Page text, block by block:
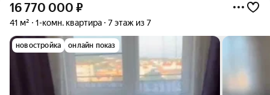
16 770 000 ₽
41 м² 1-комн. квартира 7 этаж из 7
новостройка онлайн показ